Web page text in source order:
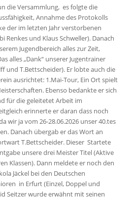
die Versammlung, es folgte die
Annahme des Protokolls
der im letzten Jahr verstorbenen
Renkes und Klaus Schweller). Danach
Jugendbereich alles zur Zeit,
alles „Dank“ unserer Jugentrainer
und T.Bettscheider). Er lobte auch die
ausrichtet: 1.Mai-Tour, Ein Ort spielt
Ebenso bedankte er sich
für die geleitetet Arbeit im
erinnerte er daran dass noch
wir ja vom 26-28.06.2026 unser 40.tes
Danach übergab er das Wort an
T.Bettscheider. Dieser Startete
unsere drei Meister Titel (Aktive
Klassen). Dann meldete er noch den
Jäckel bei den Deutschen
in Erfurt (Einzel, Doppel und
Seitzer wurde erwähnt mit seinen